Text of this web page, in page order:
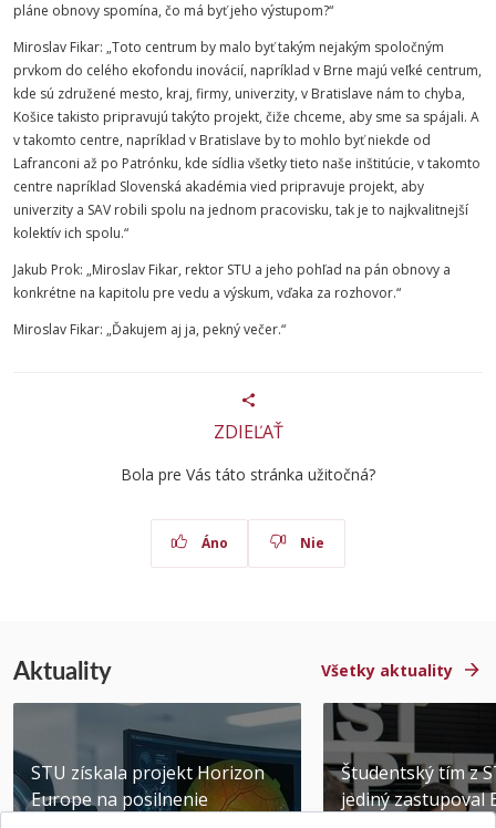
pláne obnovy spomína, čo má byť jeho výstupom?“
Miroslav Fikar: „Toto centrum by malo byť takým nejakým spoločným
prvkom do celého ekofondu inovácií, napríklad v Brne majú veľké centrum,
kde sú združené mesto, kraj, firmy, univerzity, v Bratislave nám to chyba,
Košice takisto pripravujú takýto projekt, čiže chceme, aby sme sa spájali. A
v takomto centre, napríklad v Bratislave by to mohlo byť niekde od
Lafranconi až po Patrónku, kde sídlia všetky tieto naše inštitúcie, v takomto
centre napríklad Slovenská akadémia vied pripravuje projekt, aby
univerzity a SAV robili spolu na jednom pracovisku, tak je to najkvalitnejší
kolektív ich spolu.“
Jakub Prok: „Miroslav Fikar, rektor STU a jeho pohľad na pán obnovy a
konkrétne na kapitolu pre vedu a výskum, vďaka za rozhovor.“
Miroslav Fikar: „Ďakujem aj ja, pekný večer.“
ZDIEĽAŤ
Bola pre Vás táto stránka užitočná?
Áno Nie
Aktuality Všetky aktuality
STU získala projekt Horizon
Europe na posilnenie
Študentský tím z
jediný zastupoval